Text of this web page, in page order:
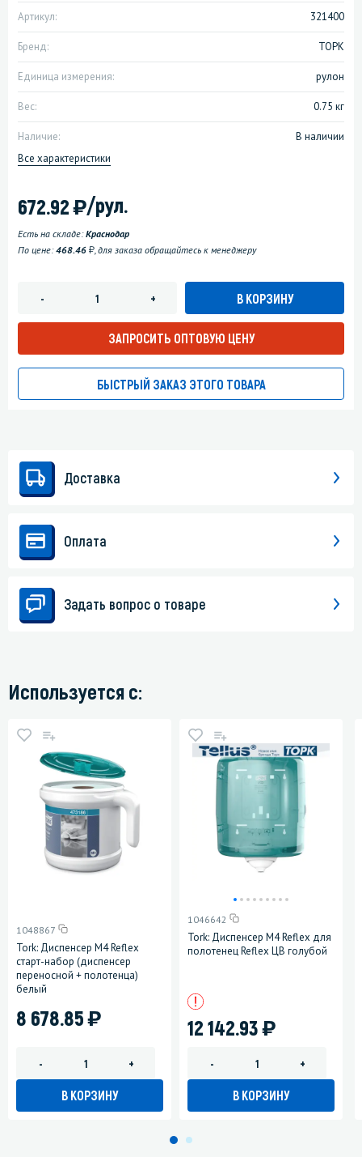
Артикул: 321400
Бренд: ТОРК
Единица измерения: рулон
Вес: 0.75 кг
Наличие:
В наличии
Все характеристики
672.92)/рул.
Есть на складе:Краснодар
По цене:468.46 у, для заказа обращайтесь к менеджеру
- + В КОРЗИНУ
ЗАПРОСИТЬ ОПТОВУЮ ЦЕНУ
БЫСТРЫЙ ЗАКАЗ ЭТОГО ТОВАРА
Доставка
Оплата
Задать вопрос о товаре
Используется с:
1048867
Tork: Диспенсер М4 Reflex
старт-набор (диспенсер
переносной + полотенца)
белый
8 678.85)
- +
В КОРЗИНУ
1046642
Tork: Диспенсер М4 Reflex для
полотенец Reflex ЦВ голубой
12 142.93)
- +
В КОРЗИНУ